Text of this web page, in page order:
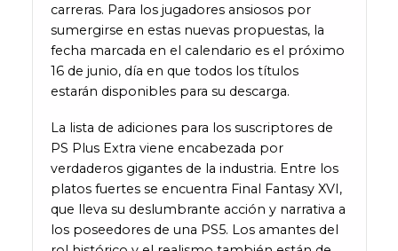
carreras. Para los jugadores ansiosos por
sumergirse en estas nuevas propuestas, la
fecha marcada en el calendario es el próximo
16 de junio, día en que todos los títulos
estarán disponibles para su descarga.
La lista de adiciones para los suscriptores de
PS Plus Extra viene encabezada por
verdaderos gigantes de la industria. Entre los
platos fuertes se encuentra Final Fantasy XVI,
que lleva su deslumbrante acción y narrativa a
los poseedores de una PS5. Los amantes del